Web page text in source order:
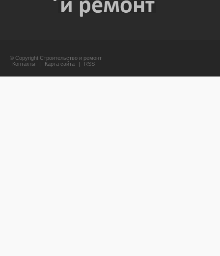
© Copyright Строительство и ремонт
Контакты
| Карта сайта | RSS